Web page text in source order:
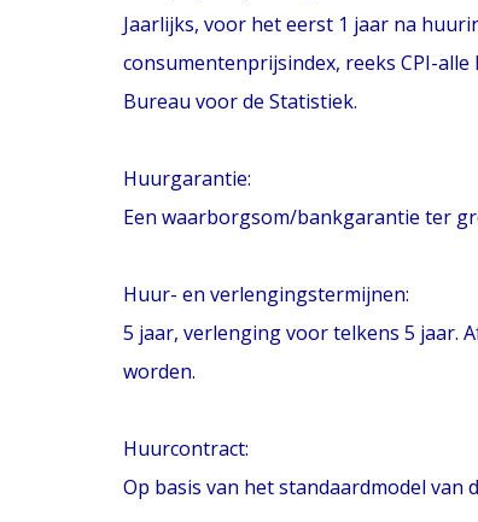
Jaarlijks, voor het eerst 1 jaar na
consumentenprijsindex, reeks CPI-
Bureau voor de Statistiek.
Huurgarantie:
Een waarborgsom/bankgarantie ter
Huur- en verlengingstermijnen:
5 jaar, verlenging voor telkens 5 jaar.
worden.
Huurcontract:
Op basis van het standaardmodel van